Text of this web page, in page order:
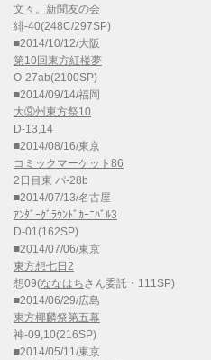
文々。新聞友の会
緋-40(248C/297SP)
■2014/10/12/大阪
第10回東方紅楼夢
O-27ab(2100SP)
■2014/09/14/福岡
大⑨州東方祭10
D-13,14
■2014/08/16/東京
コミックマーケット86
2日目東 パ-28b
■2014/07/13/名古屋
ｱﾝﾀﾞｰｸﾞﾗｳﾝﾄﾞｶｰﾆﾊﾞﾙ3
D-01(162SP)
■2014/07/06/東京
東方想七日2
想09(ななはちさん委託・111SP)
■2014/06/29/広島
東方椰麟祭第五幕
神-09,10(216SP)
■2014/05/11/東京